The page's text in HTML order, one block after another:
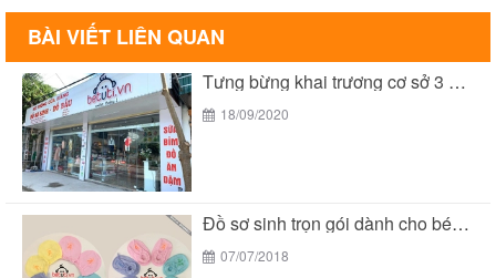
BÀI VIẾT LIÊN QUAN
Tưng bừng khai trương cơ sở 3 của Bé...
18/09/2020
Đồ sơ sinh trọn gói dành cho bé yêu...
07/07/2018